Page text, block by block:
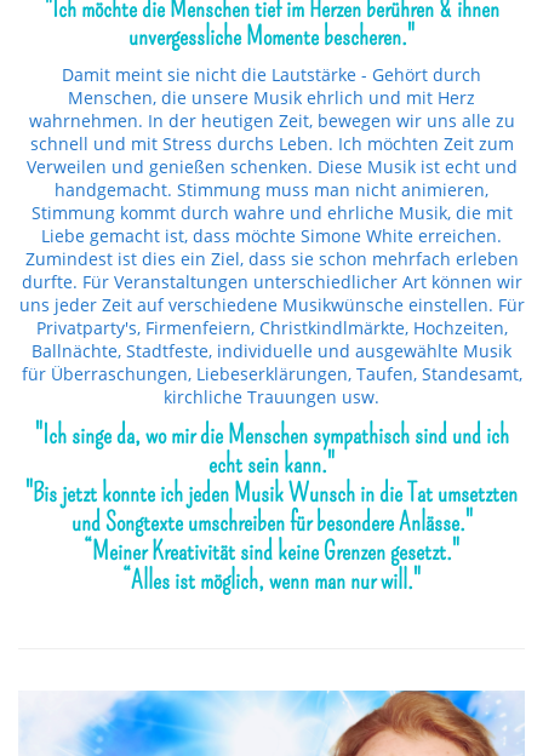
"Ich möchte die Menschen tief im Herzen berühren & ihnen
unvergessliche Momente bescheren."
Damit meint sie nicht die Lautstärke - Gehört durch
Menschen, die unsere Musik ehrlich und mit Herz
wahrnehmen. In der heutigen Zeit, bewegen wir uns alle zu
schnell und mit Stress durchs Leben. Ich möchten Zeit zum
Verweilen und genießen schenken. Diese Musik ist echt und
handgemacht. Stimmung muss man nicht animieren,
Stimmung kommt durch wahre und ehrliche Musik, die mit
Liebe gemacht ist, dass möchte Simone White erreichen.
Zumindest ist dies ein Ziel, dass sie schon mehrfach erleben
durfte. Für Veranstaltungen unterschiedlicher Art können wir
uns jeder Zeit auf verschiedene Musikwünsche einstellen. Für
Privatparty's, Firmenfeiern, Christkindlmärkte, Hochzeiten,
Ballnächte, Stadtfeste, individuelle und ausgewählte Musik
für Überraschungen, Liebeserklärungen, Taufen, Standesamt,
kirchliche Trauungen usw.
"Ich singe da, wo mir die Menschen sympathisch sind und ich
echt sein kann."
"Bis jetzt konnte ich jeden Musik Wunsch in die Tat umsetzten
und Songtexte umschreiben für besondere Anlässe."
“Meiner Kreativität sind keine Grenzen gesetzt."
“Alles ist möglich, wenn man nur will."